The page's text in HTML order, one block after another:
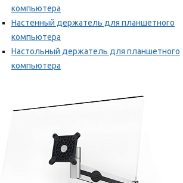
компьютера
Настенный держатель для планшетного
компьютера
Настольный держатель для планшетного
компьютера